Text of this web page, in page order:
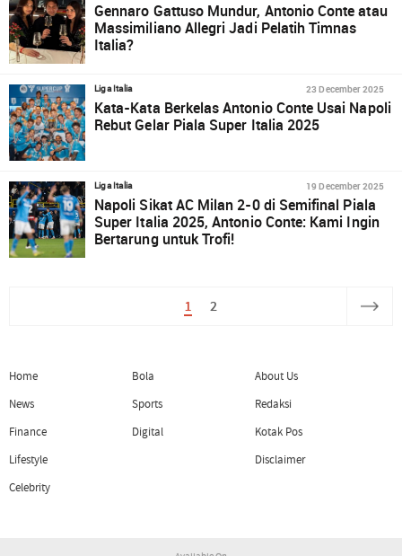
Gennaro Gattuso Mundur, Antonio Conte atau
Massimiliano Allegri Jadi Pelatih Timnas
Italia?
Liga Italia 23 December 2025
Kata-Kata Berkelas Antonio Conte Usai Napoli
Rebut Gelar Piala Super Italia 2025
Liga Italia 19 December 2025
Napoli Sikat AC Milan 2-0 di Semifinal Piala
Super Italia 2025, Antonio Conte: Kami Ingin
Bertarung untuk Trofi!
1 2
Home
News
Finance
Lifestyle
Celebrity
Bola
Sports
Digital
About Us
Redaksi
Kotak Pos
Disclaimer